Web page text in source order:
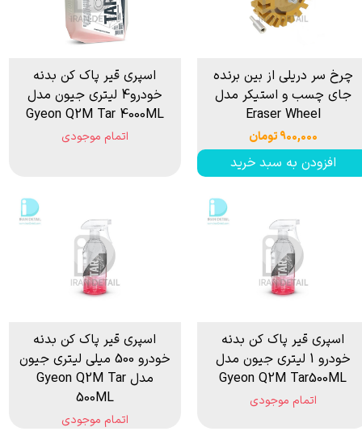
چرخ سر دريلی از بین برنده
جای چسب و استیكر مدل
Eraser Wheel
۹۰۰,۰۰۰ تومان
افزودن به سبد خرید
اسپری قیر پاک کن بدنه
خودرو4 لیتری جیون مدل
Gyeon Q2M Tar 4000ML
اتمام موجودی
اسپری قیر پاک کن بدنه
خودرو 1 لیتری جیون مدل
Gyeon Q2M Tar500ML
اتمام موجودی
اسپری قیر پاک کن بدنه
خودرو 500 میلی لیتری جیون
مدل Gyeon Q2M Tar
500ML
اتمام موجودی